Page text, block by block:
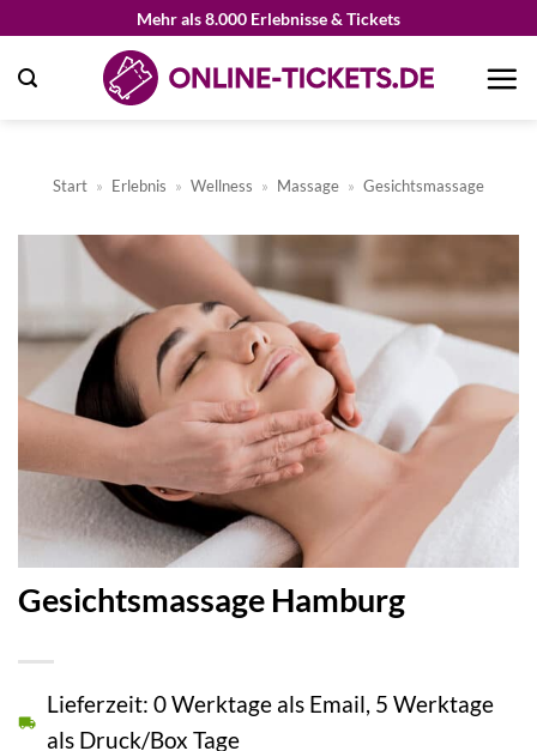
springen
Mehr als 8.000 Erlebnisse & Tickets
Start » Erlebnis » Wellness » Massage » Gesichtsmassage
Gesichtsmassage Hamburg
Lieferzeit: 0 Werktage als Email, 5 Werktage
als Druck/Box Tage